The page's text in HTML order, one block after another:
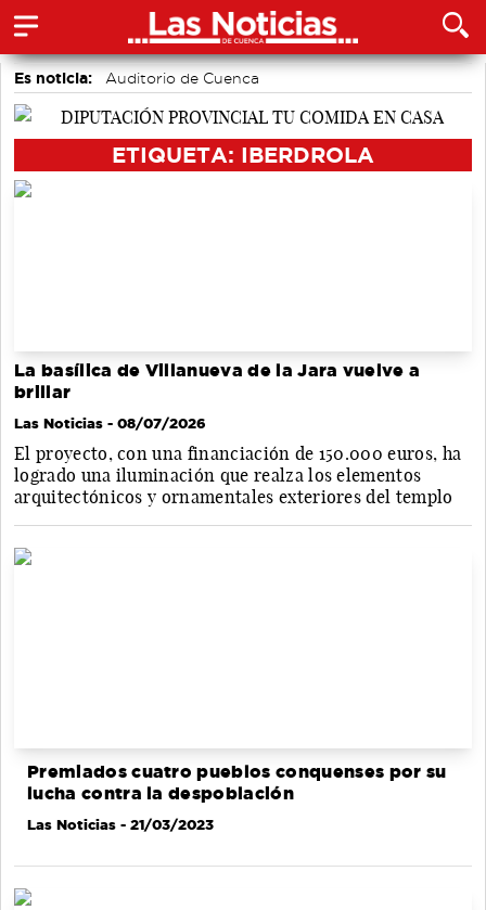
Es noticia:
Auditorio de Cuenca
Actividades culturales en Cuenca
ETIQUETA: IBERDROLA
La basílica de Villanueva de la Jara vuelve a
brillar
Las Noticias - 08/07/2026
El proyecto, con una financiación de 150.000 euros, ha
logrado una iluminación que realza los elementos
arquitectónicos y ornamentales exteriores del templo
Premiados cuatro pueblos conquenses por su
lucha contra la despoblación
Las Noticias - 21/03/2023